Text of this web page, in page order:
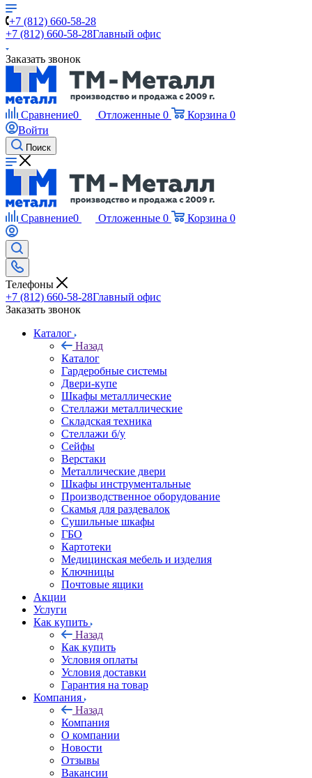
+7 (812) 660-58-28
+7 (812) 660-58-28Главный офис
Заказать звонок
Сравнение0 Отложенные 0 Корзина 0
Войти
Поиск
Сравнение0 Отложенные 0 Корзина 0
Телефоны
+7 (812) 660-58-28Главный офис
Заказать звонок
Каталог
Назад
Каталог
Гардеробные системы
Двери-купе
Шкафы металлические
Стеллажи металлические
Складская техника
Стеллажи б/у
Сейфы
Верстаки
Металлические двери
Шкафы инструментальные
Производственное оборудование
Скамья для раздевалок
Сушильные шкафы
ГБО
Картотеки
Медицинская мебель и изделия
Ключницы
Почтовые ящики
Акции
Услуги
Как купить
Назад
Как купить
Условия оплаты
Условия доставки
Гарантия на товар
Компания
Назад
Компания
О компании
Новости
Отзывы
Вакансии